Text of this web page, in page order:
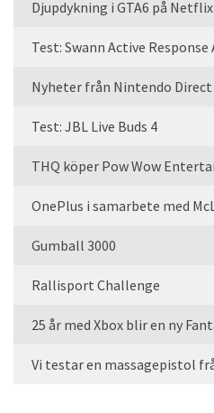
Djupdykning i GTA6 på
Test: Swann Active Response
Nyheter från Nintendo Direct
Test: JBL Live Buds 4
THQ köper Pow Wow
OnePlus i samarbete med
Gumball 3000
Rallisport Challenge
25 år med Xbox blir en ny
Vi testar en massagepistol